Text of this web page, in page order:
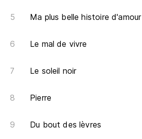
Ma plus belle histoire d'amour
Le mal de vivre
Le soleil noir
Pierre
Du bout des lèvres